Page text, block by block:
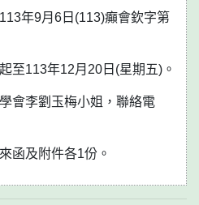
年9月6日(113)癲會欽字第
至113年12月20日(星期五)。
會李劉玉梅小姐，聯絡電
函及附件各1份。